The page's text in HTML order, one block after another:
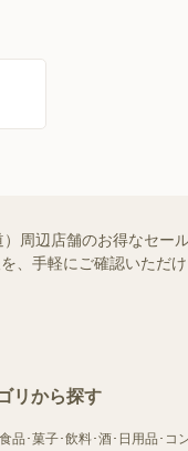
周辺店舗のお得なセー
、手軽にご確認いただ
リから探す
食品･菓子･飲料･酒･日用品･コ